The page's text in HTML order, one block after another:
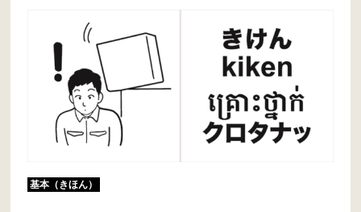
基本（きほん）